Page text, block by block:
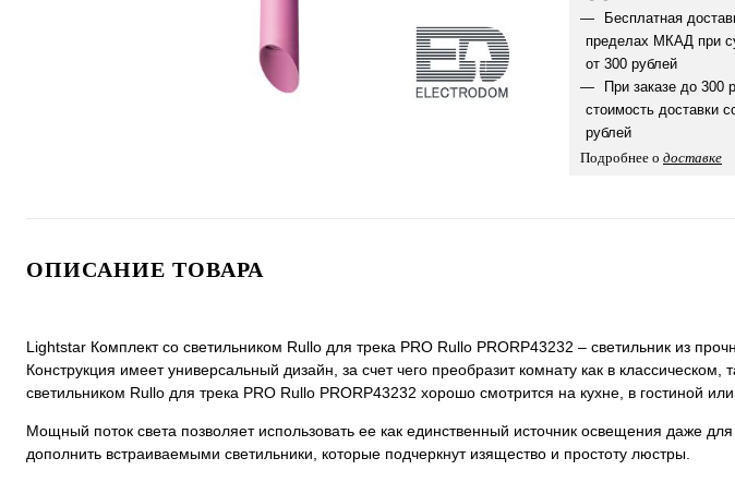
Бесплатная
пределах МКАД при
от 300 рублей
При заказе до 300
стоимость доставки
рублей
Подробнее о доставке
ОПИСАНИЕ ТОВАРА
Lightstar Комплект со светильником Rullo для трека PRO Rullo PRORP43232 – светильник из
Конструкция имеет универсальный дизайн, за счет чего преобразит комнату как в
светильником Rullo для трека PRO Rullo PRORP43232 хорошо смотрится на кухне, в гостиной или
Мощный поток света позволяет использовать ее как единственный источник освещения даже
дополнить встраиваемыми светильники, которые подчеркнут изящество и простоту люстры.